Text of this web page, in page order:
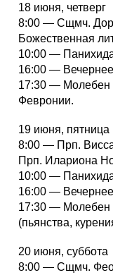
18 июня, четверг
8:00 — Сщмч.
Божественная
10:00 —
16:00 — Вечернее
17:30 — Молебен
Февронии.
19 июня, пятница
8:00 — Прп.
Прп. Илариона
10:00 —
16:00 — Вечернее
17:30 — Молебен
(пьянства,
20 июня, суббота
8:00 — Сщмч.